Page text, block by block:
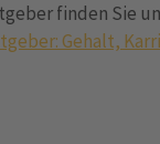
finden Sie
Gehalt,